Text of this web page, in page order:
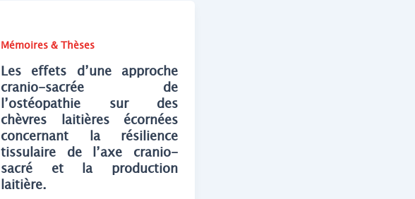
Mémoires & Thèses
Les effets d’une approche
cranio-sacrée de
l’ostéopathie sur des
chèvres laitières écornées
concernant la résilience
tissulaire de l’axe cranio-
sacré et la production
laitière.